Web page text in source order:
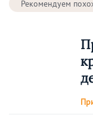
Рекомендуем